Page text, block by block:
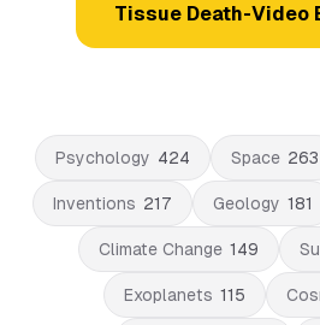
Tissue Death-Video
Psychology 424 Space 263
Inventions 217 Geology 181
Climate Change 149
Exoplanets 115